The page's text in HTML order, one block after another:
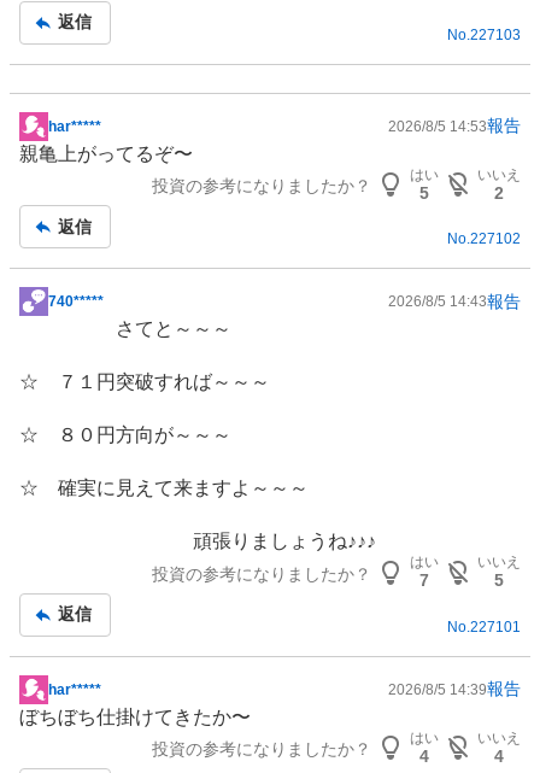
返信
No. 227103
掲
示
事
har***** 2026/8/5 14:53報告
親亀上がってるぞ〜
投資の参考になりましたか？
はい
5
いいえ
2
返信
No.227102
掲
記
740***** 2026/8/5 14:43報告
さてと～～～
☆ ７１円突破すれば～～～
☆ ８０円方向が～～～
☆ 確実に見えて来ますよ～～～
頑張りましょうね♪♪♪
投資の参考になりましたか？
はい
7
いいえ
5
返信
No. 227101
掲
示
har***** 2026/8/5 14:39報告
ぼちぼち仕掛けてきたか〜
投資の参考になりましたか？
はい
4
いいえ
4